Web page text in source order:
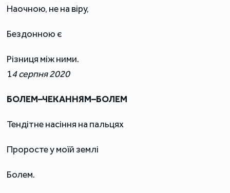
Наочною, не на віру,
Бездонною є
Різниця між ними.
14 серпня 2020
БОЛЕМ–ЧЕКАННЯМ–БОЛЕМ
Тендітне насіння на пальцях
Проросте у моїй землі
Болем.